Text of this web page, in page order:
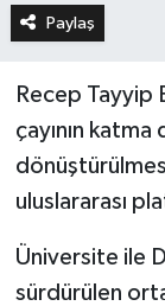
Paylaş
Recep Tayyip
çayının
uluslararası
Üniversite ile
sürdürülen